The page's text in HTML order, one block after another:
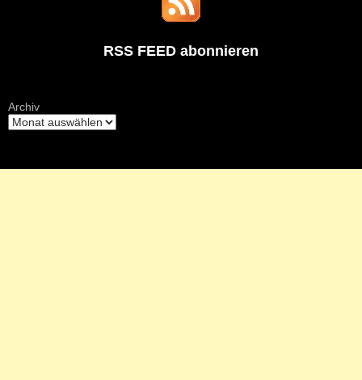
RSS FEED abonnieren
Archiv